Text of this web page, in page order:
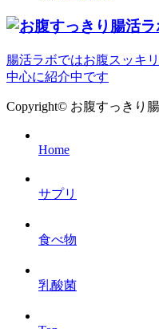
腸活ラボではお腹スッキ
中心に紹介中です
Copyright© お腹すっきり
Home
サプリ
食べ物
乳酸菌